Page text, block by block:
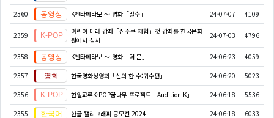
2360 K엔타메라보 ～ 영화「밀수」 24-07-07 4109
2359
어린이 미래 강좌「신주쿠 체험」첫 강좌를 한국문화
원에서 실시
24-07-03 4796
2358 K엔타메라보 ～ 영화「더 문」 24-06-23 4059
2357 한국영화상영회「신의 한 수:귀수편」 24-06-20 5023
2356 한일교류K-POP꿈나무 프로젝트「Audition K」 24-06-18 5536
2355 한글 캘리그래피 공모전 2024 24-06-18 6033